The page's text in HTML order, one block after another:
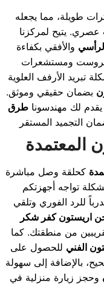
طويلة، مما يجعله
عصري. يتيح لمركزنا
والأفقي بكفاءة
ومستشعرات
تبريد الأرفف العلوية
بضمان حقيقي وموثق.
لك مهندسونا طرق
المعتمدة
كحلقة وصل مباشرة
تواجه أجهزتكم
للرد الفوري وتلقي
اريستون كفر شكر
من منطقتك. كما
الفني للحصول على
بالإضافة إلى سهولة
وحجز زيارة منزلية في